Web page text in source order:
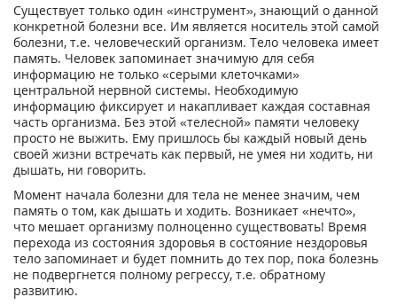
Существует только один «инструмент», знающий о данной
конкретной болезни все. Им является носитель этой самой
болезни, т.е. человеческий организм. Тело человека имеет
память. Человек запоминает значимую для себя
информацию не только «серыми клеточками»
центральной нервной системы. Необходимую
информацию фиксирует и накапливает каждая составная
часть организма. Без этой «телесной» памяти человеку
просто не выжить. Ему пришлось бы каждый новый день
своей жизни встречать как первый, не умея ни ходить, ни
дышать, ни говорить.
Момент начала болезни для тела не менее значим, чем
память о том, как дышать и ходить. Возникает «нечто»,
что мешает организму полноценно существовать! Время
перехода из состояния здоровья в состояние нездоровья
тело запоминает и будет помнить до тех пор, пока болезнь
не подвергнется полному регрессу, т.е. обратному
развитию.